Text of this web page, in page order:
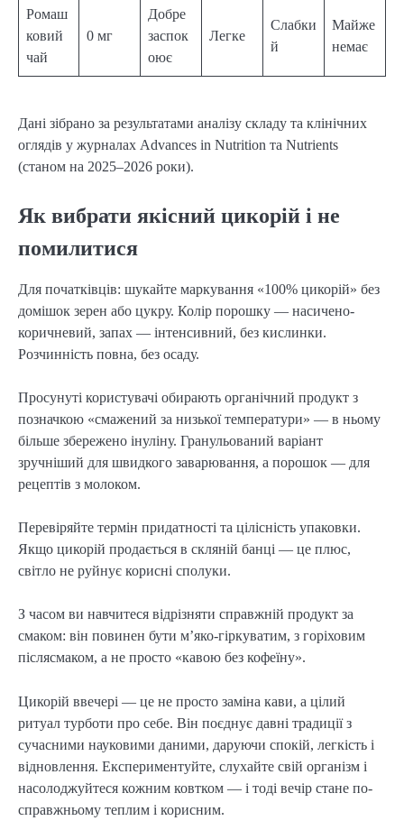
Ромаш
ковий
чай
0 мг
Добре
заспок
оює
Легке
Слабки
й
Майже
немає
Дані зібрано за результатами аналізу складу та клінічних
оглядів у журналах Advances in Nutrition та Nutrients
(станом на 2025–2026 роки).
Як вибрати якісний цикорій і не
помилитися
Для початківців: шукайте маркування «100% цикорій» без
домішок зерен або цукру. Колір порошку — насичено-
коричневий, запах — інтенсивний, без кислинки.
Розчинність повна, без осаду.
Просунуті користувачі обирають органічний продукт з
позначкою «смажений за низької температури» — в ньому
більше збережено інуліну. Гранульований варіант
зручніший для швидкого заварювання, а порошок — для
рецептів з молоком.
Перевіряйте термін придатності та цілісність упаковки.
Якщо цикорій продається в скляній банці — це плюс,
світло не руйнує корисні сполуки.
З часом ви навчитеся відрізняти справжній продукт за
смаком: він повинен бути м’яко-гіркуватим, з горіховим
післясмаком, а не просто «кавою без кофеїну».
Цикорій ввечері — це не просто заміна кави, а цілий
ритуал турботи про себе. Він поєднує давні традиції з
сучасними науковими даними, даруючи спокій, легкість і
відновлення. Експериментуйте, слухайте свій організм і
насолоджуйтеся кожним ковтком — і тоді вечір стане по-
справжньому теплим і корисним.